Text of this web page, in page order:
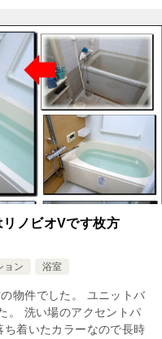
ノビオVです枚方
ョン 浴室
物件でした。 ユニットバ
。 洗い場のアクセントパ
着いたカラーなので長時